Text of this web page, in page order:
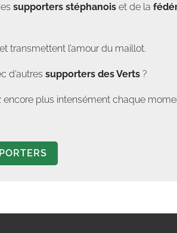
supporters stéphanois et de la
transmettent l’amour du maillot.
d’autres supporters des Verts ?
encore plus intensément chaque